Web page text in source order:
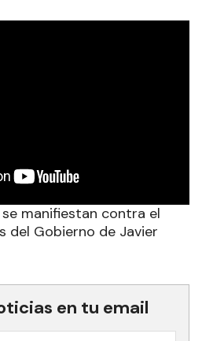
manifiestan contra el
del Gobierno de Javier
en tu email